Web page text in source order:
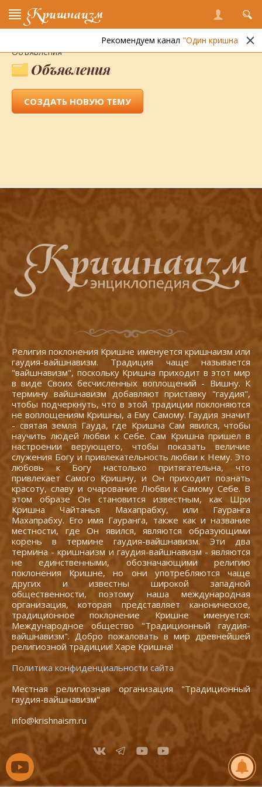
Кришнаизм
Рекомендуем канал"Один кришнаит"
Энциклопедия кришнаизма»Форум »Новости»
Объявления
Объявления
СОЗДАТЬ НОВУЮ ТЕМУ
Религия поклонения Кришне именуется кришнаизм или
гаудия-вайшнавизм. Традиция чаще называется
"вайшнавизм", поскольку Кришна приходит в этот мир
в виде Своих бесчисленных воплощений - Вишну. К
термину вайшнавизм добавляют приставку "гаудия",
чтобы подчеркнуть, что в этой традиции поклоняются
не воплощениям Кришны, а Ему Самому. Гаудия значит
- святая земля Гауда, где Кришна Сам явился, чтобы
научить людей любви к Себе. Сам Кришна пришел в
настроении верующего, чтобы показать величие
служения Богу и привлекательность любви к Нему. Это
любовь к Богу настолько притягательна, что
привлекает Самого Кришну, и Он приходит познать
красоту, славу и очарование Любви к Самому Себе. В
этом образе Он становится известным, как Шри
Кришна Чайтанья Махапрабху, или Гауранга
Махапрабху. Его имя Гауранга, также как и название
местности, где Он явился, являются образующими
корень в термине гаудия-вайшнавизм. Эти два
термина - кришнаизм и гаудия-вайшнавизм - являются
не единственными, обозначающими религию
поклонения Кришне, но они употребляются чаще
других и известны широкой западной
общественности, поэтому наша международная
организация, которая представляет каноническое,
традиционное поклонение Кришне именуется:
Международное общество "Традиционный гаудия-
вайшнавизм". Добро пожаловать в мир древнейшей
религиозной традиции! Харе Кришна!
Политика конфиденциальности сайта
Местная религиозная организация "Традиционный
гаудия-вайшнавизм"
info@krishnaism.ru